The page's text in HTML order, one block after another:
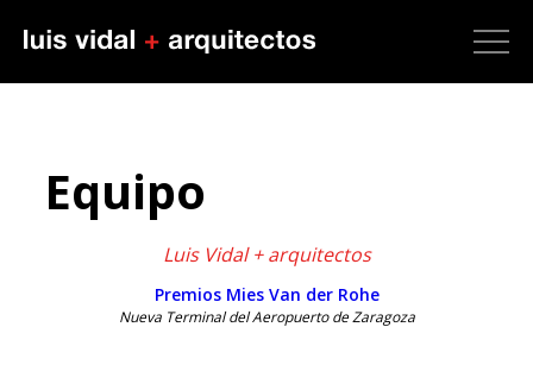
Equipo
Luis Vidal + arquitectos
Premios Mies Van der Rohe
Nueva Terminal del Aeropuerto de Zaragoza